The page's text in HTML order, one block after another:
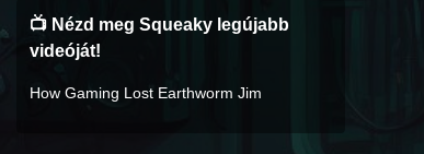
📺 Nézd meg Squeaky legújabb
videóját!
How Gaming Lost Earthworm Jim